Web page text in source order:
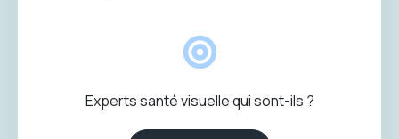
Experts santé visuelle qui sont-ils ?